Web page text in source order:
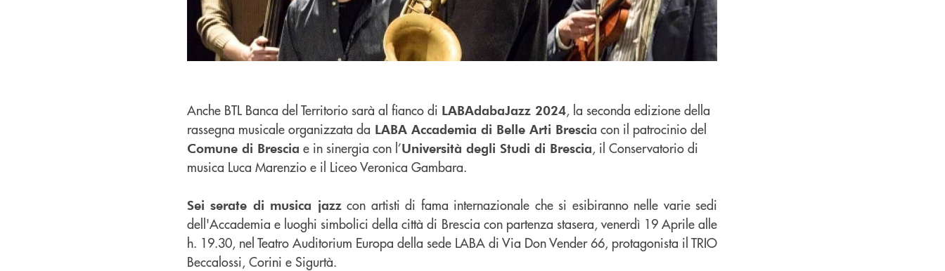
Anche BTL Banca del Territorio sarà al fianco di LABAdabaJazz 2024, la seconda edizione della
rassegna musicale organizzata da LABA Accademia di Belle Arti Brescia con il patrocinio del
Comune di Brescia e in sinergia con l’Università degli Studi di Brescia, il Conservatorio di
musica Luca Marenzio e il Liceo Veronica Gambara.
Sei serate di musica jazzcon artisti di fama internazionale che si esibiranno nelle varie sedi
dell'Accademia e luoghi simbolici della città di Brescia con partenza stasera, venerdì 19 Aprile alle
h. 19.30, nel Teatro Auditorium Europa della sede LABA di Via Don Vender 66, protagonista il TRIO
Beccalossi, Corini e Sigurtà.